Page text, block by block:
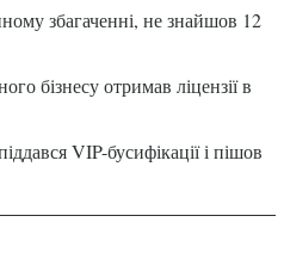
збагаченні, не знайшов 12
бізнесу отримав ліцензії в
VIP-бусифікації і пішов